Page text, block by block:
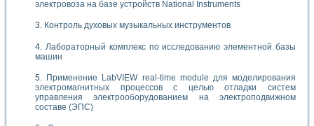
электровоза на базе устройств National Instruments
Контроль духовых музыкальных инструментов
Лабораторный комплекс по исследованию элементной базы
машин
Применение LabVIEW real-time module для моделирования
электромагнитных процессов с целью отладки систем
управления электрооборудованием на электроподвижном
составе (ЭПС)